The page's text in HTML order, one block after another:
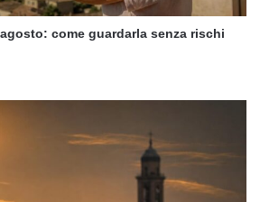
come guardarla senza rischi